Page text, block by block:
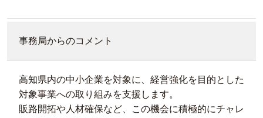
事務局からのコメント
高知県内の中小企業を対象に、経営強化を目的とした
対象事業への取り組みを支援します。
販路開拓や人材確保など、この機会に積極的にチャレ